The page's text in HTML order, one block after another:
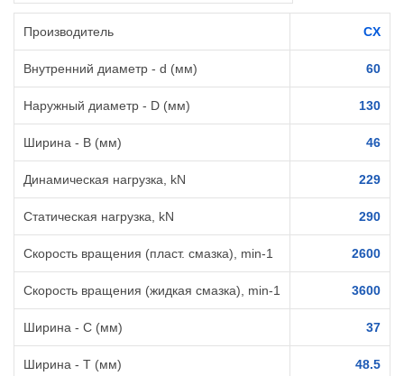
Производитель CX
Внутренний диаметр - d (мм) 60
Наружный диаметр - D (мм) 130
Ширина - B (мм) 46
Динамическая нагрузка, kN 229
Статическая нагрузка, kN 290
Скорость вращения (пласт. смазка), min-1 2600
Скорость вращения (жидкая смазка), min-1 3600
Ширина - C (мм) 37
Ширина - T (мм) 48.5